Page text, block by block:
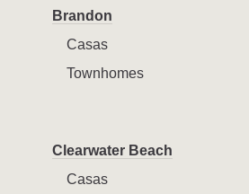
Brandon
Casas
Townhomes
Clearwater Beach
Casas